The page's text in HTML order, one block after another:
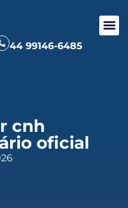
44 99146-6485
cnh
oficial